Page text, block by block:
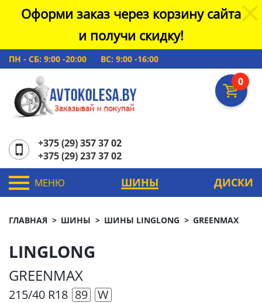
Оформи заказ через корзину сайта
и получи скидку!
ПН - СБ: 9:00 -20:00 ВС: 9:00 -16:00
0
+375 (29) 357 37 02
+375 (29) 237 37 02
МЕНЮ ШИНЫ ДИСКИ
ГЛАВНАЯ ШИНЫ ШИНЫ LINGLONG GREENMAX
LINGLONG
GREENMAX
215/40 R18 89 W